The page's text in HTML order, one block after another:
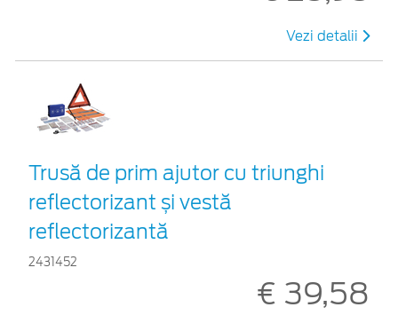
Vezi detalii
Trusă de prim ajutor cu triunghi
reflectorizant și vestă
reflectorizantă
2431452
€ 39,58